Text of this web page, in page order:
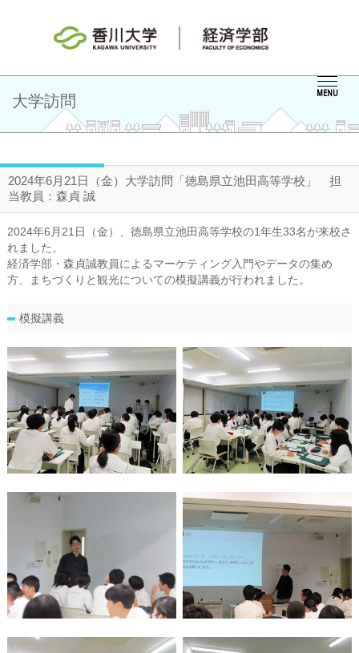
MENU
大学訪問
2024年6月21日（金）大学訪問「徳島県立池田高等学校」 担
当教員：森貞 誠
2024年6月21日（金）、徳島県立池田高等学校の1年生33名が来校さ
れました。
経済学部・森貞誠教員によるマーケティング入門やデータの集め
方、まちづくりと観光についての模擬講義が行われました。
模擬講義